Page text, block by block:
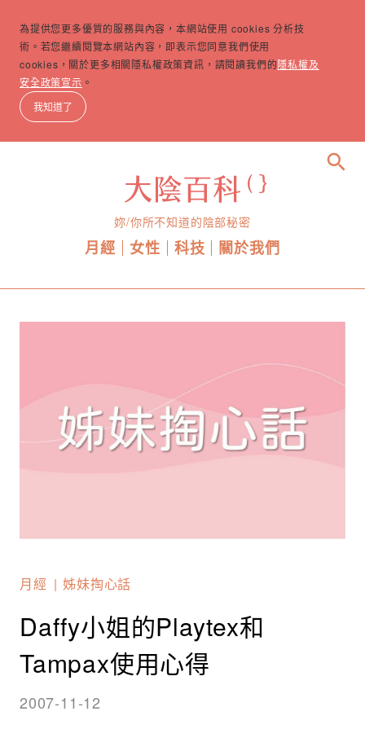
為提供您更多優質的服務與內容，本網站使用 cookies 分析技
術。若您繼續閱覽本網站內容，即表示您同意我們使用
cookies，關於更多相關隱私權政策資訊，請閱讀我們的隱私權及
安全政策宣示 。
我知道了
妳/你所不知道的陰部秘密
月經 女性 科技 關於我們
search
月經 姊妹掏心話
Daffy小姐的Playtex和
Tampax使用心得
2007-11-12